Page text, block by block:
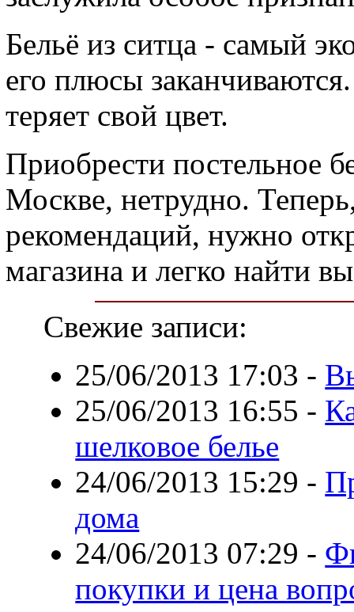
Бельё из ситца - самый
его плюсы
теряет свой цвет.
Приобрести постельное
Москве, нетрудно.
рекомендаций, нужно
магазина и легко найти
Свежие записи:
25/06/2013 17:03 -
25/06/2013 16:55 -
шелковое белье
24/06/2013 15:29 -
дома
24/06/2013 07:29 -
покупки и цена